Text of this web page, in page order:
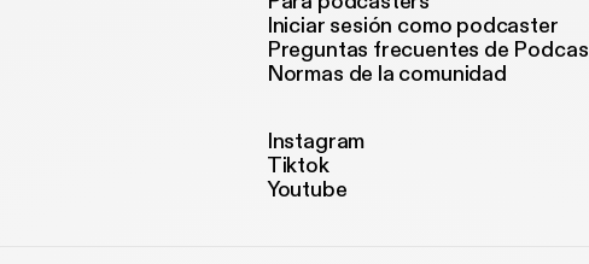
Iniciar sesión como podcaster
Preguntas frecuentes de
Normas de la comunidad
Instagram
Tiktok
Youtube